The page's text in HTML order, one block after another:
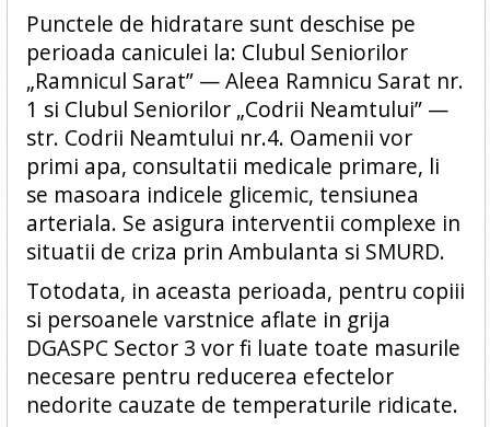
Punctele de hidratare sunt deschise pe
perioada caniculei la: Clubul Seniorilor
„Ramnicul Sarat” — Aleea Ramnicu Sarat nr.
1 si Clubul Seniorilor „Codrii Neamtului” —
str. Codrii Neamtului nr.4. Oamenii vor
primi apa, consultatii medicale primare, li
se masoara indicele glicemic, tensiunea
arteriala. Se asigura interventii complexe in
situatii de criza prin Ambulanta si SMURD.
Totodata, in aceasta perioada, pentru copiii
si persoanele varstnice aflate in grija
DGASPC Sector 3 vor fi luate toate masurile
necesare pentru reducerea efectelor
nedorite cauzate de temperaturile ridicate.